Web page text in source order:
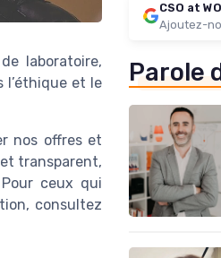
laboratoire,
l’éthique et le
nos offreset
transparent,
ceux qui
consultez
CSO at
Ajoutez-
Parole